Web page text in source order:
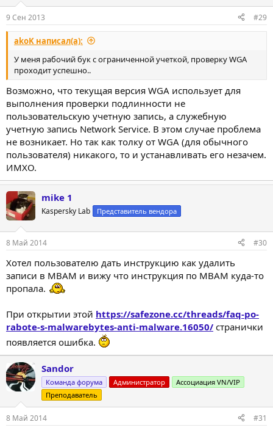
9 Сен 2013 #29
akoK написал(а):
У меня рабочий бук с ограниченной учеткой, проверку WGA
проходит успешно..
Возможно, что текущая версия WGA использует для
выполнения проверки подлинности не
пользовательскую учетную запись, а служебную
учетную запись Network Service. В этом случае проблема
не возникает. Но так как толку от WGA (для обычного
пользователя) никакого, то и устанавливать его незачем.
ИМХО.
mike 1
Kaspersky Lab Представитель вендора
8 Май 2014 #30
Хотел пользователю дать инструкцию как удалить
записи в MBAM и вижу что инструкция по MBAM куда-то
пропала.
При открытии этой https://safezone.cc/threads/faq-po-
rabote-s-malwarebytes-anti-malware.16050/ странички
появляется ошибка.
Sandor
Команда форума Администратор
Ассоциация VN/VIP
Преподаватель
8 Май 2014 #31